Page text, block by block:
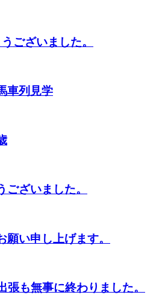
ございました。
車列見学
ございました。
願い申し上げます。
張も無事に終わりました。